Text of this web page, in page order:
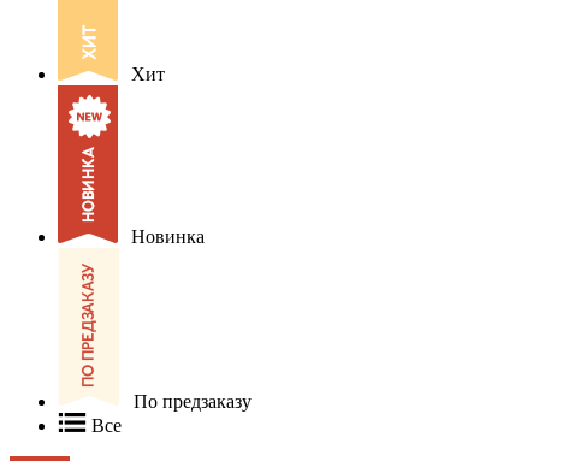
Хит
Новинка
По предзаказу
Все